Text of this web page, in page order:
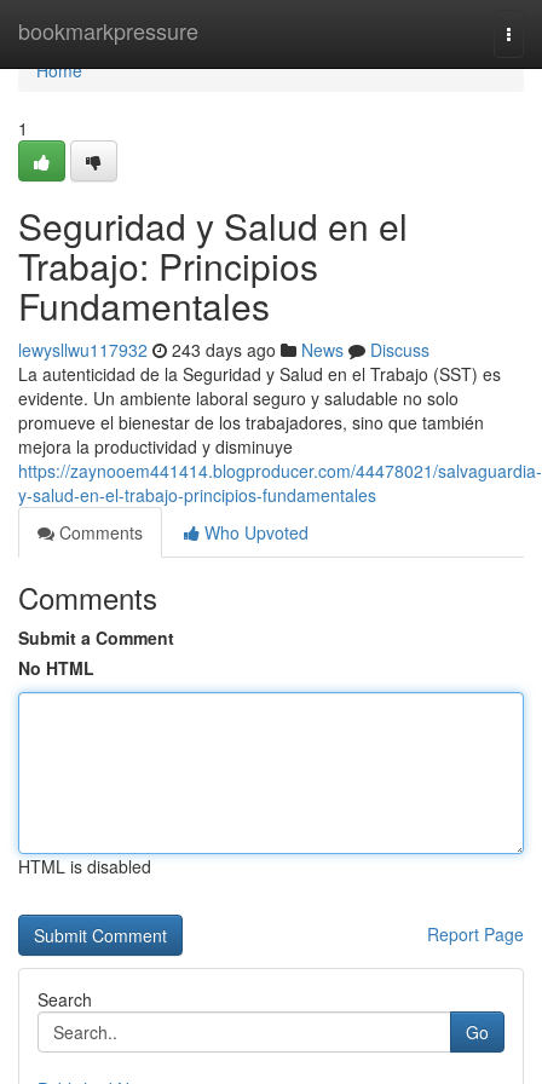
bookmarkpressure
Home
Home
1
Seguridad y Salud en el
Trabajo: Principios
Fundamentales
lewysllwu117932 243 days ago News
Discuss
La autenticidad de la Seguridad y Salud en el Trabajo (SST) es
evidente. Un ambiente laboral seguro y saludable no solo
promueve el bienestar de los trabajadores, sino que también
mejora la productividad y disminuye
https://zaynooem441414.blogproducer.com/44478021/salvaguardia-
y-salud-en-el-trabajo-principios-fundamentales
Comments
Who Upvoted
Comments
Submit a Comment
No HTML
HTML is disabled
Report Page
Search
Go